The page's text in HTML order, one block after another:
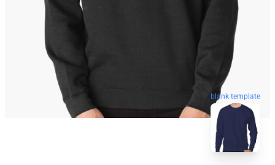
blank template